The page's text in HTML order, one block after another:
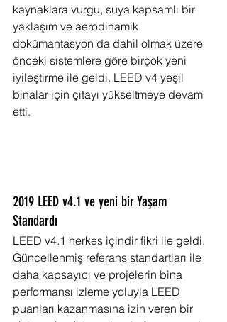
kaynaklara vurgu, suya kapsamlı bir
yaklaşım ve aerodinamik
dokümantasyon da dahil olmak üzere
önceki sistemlere göre birçok yeni
iyileştirme ile geldi. LEED v4 yeşil
binalar için çıtayı yükseltmeye devam
etti.
2019 LEED v4.1 ve yeni bir Yaşam
Standardı
LEED v4.1 herkes içindir fikri ile geldi.
Güncellenmiş referans standartları ile
daha kapsayıcı ve projelerin bina
performansı izleme yoluyla LEED
puanları kazanmasına izin veren bir